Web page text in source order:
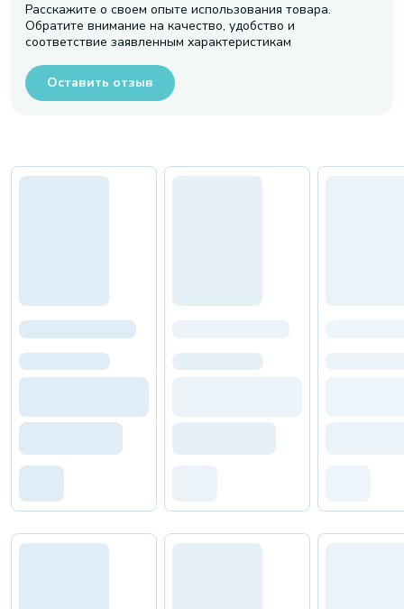
Расскажите о своем опыте использования товара.
Обратите внимание на качество, удобство и
соответствие заявленным характеристикам
Оставить отзыв